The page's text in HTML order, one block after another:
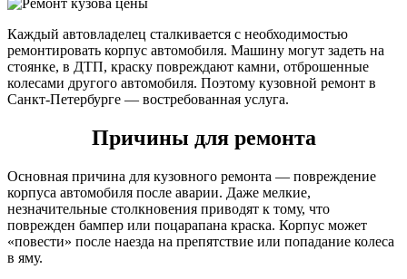
Каждый автовладелец сталкивается с необходимостью
ремонтировать корпус автомобиля. Машину могут задеть на
стоянке, в ДТП, краску повреждают камни, отброшенные
колесами другого автомобиля. Поэтому кузовной ремонт в
Санкт-Петербурге — востребованная услуга.
Причины для ремонта
Основная причина для кузовного ремонта — повреждение
корпуса автомобиля после аварии. Даже мелкие,
незначительные столкновения приводят к тому, что
поврежден бампер или поцарапана краска. Корпус может
«повести» после наезда на препятствие или попадание колеса
в яму.